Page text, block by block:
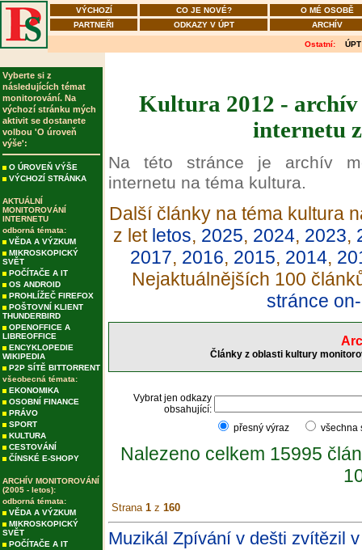
VÝCHOZÍ CO JE NOVÉ?
O MÉ OSOBĚ
PARTNEŘI
ODKAZY V ÚPT ARCHÍV
Ostatní: ÚPT
Vyberte si z
následujících témat
monitorování. Na
výchozí stránku mých
aktivit se dostanete
volbou 'O úroveň
výše':
O ÚROVEŇ VÝŠE
VÝCHOZÍ STRÁNKA
AKTUÁLNÍ
MONITOROVÁNÍ
INTERNETU
odborná témata:
VĚDA A VÝZKUM
MIKROSKOPICKÝ
SVĚT
POČÍTAČE A IT
OS ANDROID
PROHLÍŽEČ FIREFOX
POŠTOVNÍ KLIENT
THUNDERBIRD
OPENOFFICE A
LIBREOFFICE
ENCYKLOPEDIE
WIKIPEDIA
P2P SÍTĚ BITTORRENT
všeobecná témata:
EKONOMIKA
OSOBNÍ FINANCE
PRÁVO
SPORT
KULTURA
CESTOVÁNÍ
ČÍNSKÉ E-SHOPY
ARCHÍV MONITOROVÁNÍ
(2005 - letos):
odborná témata:
VĚDA A VÝZKUM
MIKROSKOPICKÝ
SVĚT
POČÍTAČE A IT
Kultura 2012 - archív
internetu
Na této stránce je archív
internetu na téma kultura.
Další články na téma kultura
z let letos, 2025, 2024, 2023,
2017, 2016, 2015, 2014,
Nejaktuálnějších 100
stránce
Články z oblasti kultury
Vybrat jen odkazy
obsahující:
přesný výraz
Nalezeno celkem 15995
Strana 1 z 160
Muzikál Zpívání v dešti zvítězil